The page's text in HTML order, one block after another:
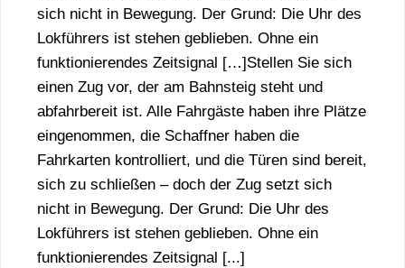
sich nicht in Bewegung. Der Grund: Die Uhr des
Lokführers ist stehen geblieben. Ohne ein
funktionierendes Zeitsignal […]Stellen Sie sich
einen Zug vor, der am Bahnsteig steht und
abfahrbereit ist. Alle Fahrgäste haben ihre Plätze
eingenommen, die Schaffner haben die
Fahrkarten kontrolliert, und die Türen sind bereit,
sich zu schließen – doch der Zug setzt sich
nicht in Bewegung. Der Grund: Die Uhr des
Lokführers ist stehen geblieben. Ohne ein
funktionierendes Zeitsignal [...]